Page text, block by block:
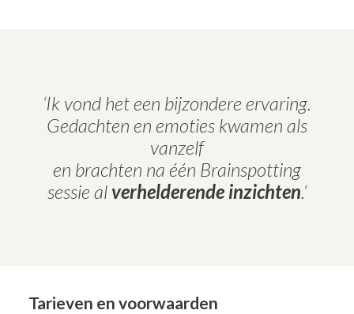
‘Ik vond het een bijzondere ervaring.
Gedachten en emoties kwamen als
vanzelf
en brachten na één Brainspotting
sessie al verhelderende inzichten.‘
Tarieven en voorwaarden